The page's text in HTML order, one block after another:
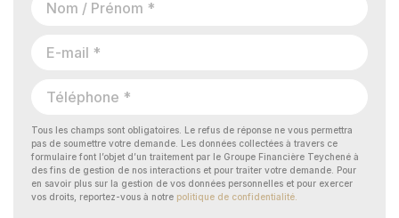
Tous les champs sont obligatoires. Le refus de réponse ne vous permettra
pas de soumettre votre demande. Les données collectées à travers ce
formulaire font l’objet d’un traitement par le Groupe Financière Teychené à
des fins de gestion de nos interactions et pour traiter votre demande. Pour
en savoir plus sur la gestion de vos données personnelles et pour exercer
vos droits, reportez-vous à notre politique de confidentialité.